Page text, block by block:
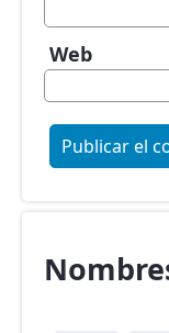
Web